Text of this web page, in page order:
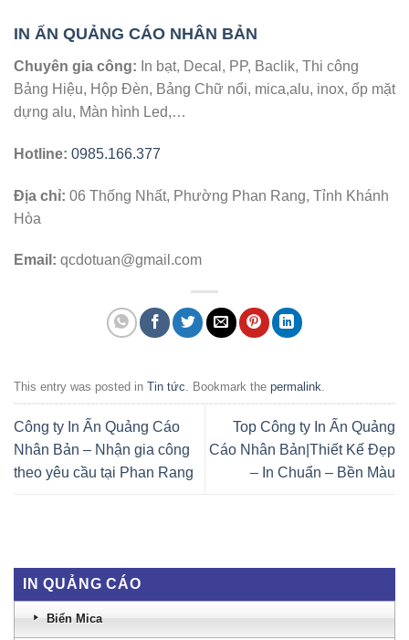
IN ẤN QUẢNG CÁO NHÂN BẢN
Chuyên gia công: In bạt, Decal, PP, Baclik, Thi công
Bảng Hiệu, Hộp Đèn, Bảng Chữ nổi, mica,alu, inox, ốp mặt
dựng alu, Màn hình Led,…
Hotline: 0985.166.377
Địa chỉ: 06 Thống Nhất, Phường Phan Rang, Tỉnh Khánh
Hòa
Email: qcdotuan@gmail.com
This entry was posted in Tin tức . Bookmark the permalink
Công ty In Ấn Quảng Cáo
Nhân Bản – Nhận gia công
theo yêu cầu tại Phan Rang
Top Công ty In Ấn Quảng
Cáo Nhân Bản|Thiết Kế Đẹp
– In Chuẩn – Bền Màu
IN QUẢNG CÁO
Biển Mica